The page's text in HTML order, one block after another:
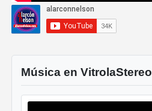
Música en VitrolaStereo